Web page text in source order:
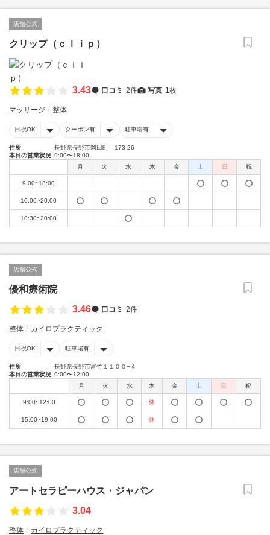
店舗公式
クリップ（ｃｌｉｐ）
3.43 口コミ 2件 写真 1枚
マッサージ 整体
日祝OK クーポン有 駐車場有
住所
長野県長野市岡田町 173-26
本日の営業状況 9:00〜18:00
月
火 水 木 金 土 日 祝
9:00~18:00
10:00~20:00
10:30~20:00
店舗公式
優和療術院
3.46
口コミ 2件
整体 カイロプラクティック
日祝OK 駐車場有
住所
長野県長野市富竹１１００−４
本日の営業状況 9:00〜12:00
月
火 水 木 金 土 日 祝
9:00~12:00 休
15:00~19:00 休
店舗公式
アートセラピーハウス・ジャパン
3.04
整体 カイロプラクティック